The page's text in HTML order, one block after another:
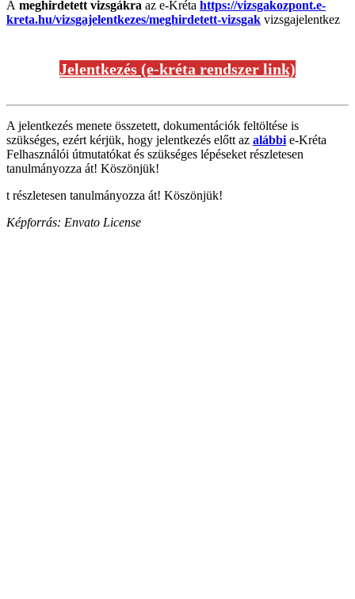
A meghirdetett vizsgákra az e-Kréta https://vizsgakozpont.e-
kreta.hu/vizsgajelentkezes/meghirdetett-vizsgak vizsgajelentkez
Jelentkezés (e-kréta rendszer link)
A jelentkezés menete összetett, dokumentációk feltöltése is
szükséges, ezért kérjük, hogy jelentkezés előtt az alábbi e-Kréta
Felhasználói útmutatókat és szükséges lépéseket részletesen
tanulmányozza át! Köszönjük!
t részletesen tanulmányozza át! Köszönjük!
Képforrás: Envato License